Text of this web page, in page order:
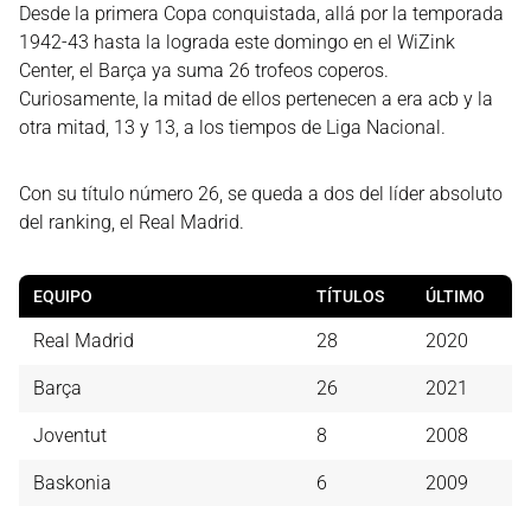
Desde la primera Copa conquistada, allá por la temporada
1942-43 hasta la lograda este domingo en el WiZink
Center, el Barça ya suma 26 trofeos coperos.
Curiosamente, la mitad de ellos pertenecen a era acb y la
otra mitad, 13 y 13, a los tiempos de Liga Nacional.
Con su título número 26, se queda a dos del líder absoluto
del ranking, el Real Madrid.
EQUIPO TÍTULOS ÚLTIMO
Real Madrid 28 2020
Barça 26 2021
Joventut 8 2008
Baskonia 6 2009